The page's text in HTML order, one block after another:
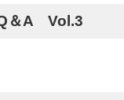
Q＆A Vol.3